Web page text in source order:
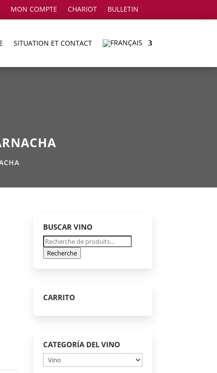
MON COMPTE CHARIOT BULLETIN
SITUATION ET CONTACT
BUSCAR VINO
Recherche
pour :
Recherche
CARRITO
CATEGORÍA DEL VINO